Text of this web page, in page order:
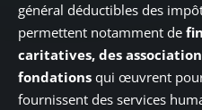
général déductibles des
permettent notamment de
caritatives, des
fondations qui œuvrent
fournissent des services